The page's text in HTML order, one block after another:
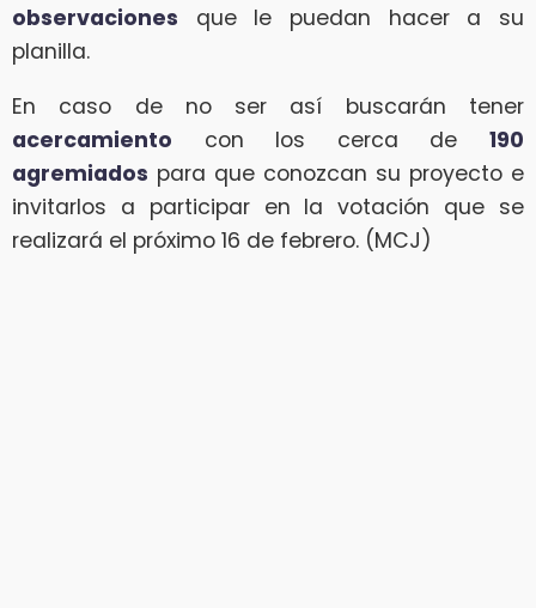
observaciones que le puedan hacer a su
planilla.
En caso de no ser así buscarán tener
acercamiento con los cerca de 190
agremiados para que conozcan su proyecto e
invitarlos a participar en la votación que se
realizará el próximo 16 de febrero. (MCJ)